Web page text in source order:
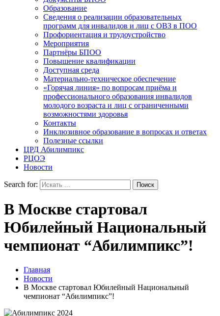
Образование
Сведения о реализации образовательных
программ для инвалидов и лиц с ОВЗ в ПОО
Профориентация и трудоустройство
Мероприятия
Партнёры БПОО
Повышение квалификации
Доступная среда
Материально-техническое обеспечение
«Горячая линия» по вопросам приёма и
профессионального образования инвалидов
молодого возраста и лиц с ограниченными
возможностями здоровья
Контакты
Инклюзивное образование в вопросах и ответах
Полезные ссылки
ЦРД Абилимпикс
РЦОЭ
Новости
Search for:
В Москве стартовал
Юбилейный Национальный
чемпионат “Абилимпикс”!
Главная
Новости
В Москве стартовал Юбилейный Национальный
чемпионат “Абилимпикс”!